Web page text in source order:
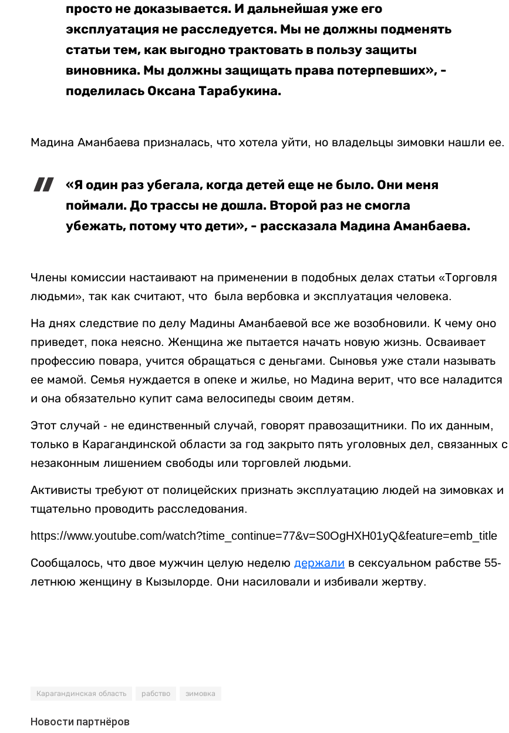
просто не доказывается. И дальнейшая уже его
эксплуатация не расследуется. Мы не должны подменять
статьи тем, как выгодно трактовать в пользу защиты
виновника. Мы должны защищать права потерпевших», -
поделилась Оксана Тарабукина.
Мадина Аманбаева призналась, что хотела уйти, но владельцы зимовки нашли ее.
«Я один раз убегала, когда детей еще не было. Они меня
поймали. До трассы не дошла. Второй раз не смогла
убежать, потому что дети», - рассказала Мадина Аманбаева.
Члены комиссии настаивают на применении в подобных делах статьи «Торговля
людьми», так как считают, что была вербовка и эксплуатация человека.
На днях следствие по делу Мадины Аманбаевой все же возобновили. К чему оно
приведет, пока неясно. Женщина же пытается начать новую жизнь. Осваивает
профессию повара, учится обращаться с деньгами. Сыновья уже стали называть
ее мамой. Семья нуждается в опеке и жилье, но Мадина верит, что все наладится
и она обязательно купит сама велосипеды своим детям.
Этот случай - не единственный случай, говорят правозащитники. По их данным,
только в Карагандинской области за год закрыто пять уголовных дел, связанных с
незаконным лишением свободы или торговлей людьми.
Активисты требуют от полицейских признать эксплуатацию людей на зимовках и
тщательно проводить расследования.
https://www.youtube.com/watch?time_continue=77&v=S0OgHXH01yQ&feature=emb_title
Сообщалось, что двое мужчин целую неделю держали в сексуальном рабстве 55-
летнюю женщину в Кызылорде. Они насиловали и избивали жертву.
Карагандинская область рабство зимовка